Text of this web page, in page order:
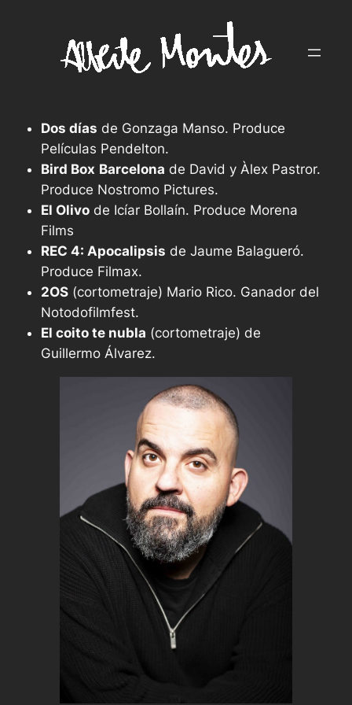
Dos días de Gonzaga Manso. Produce
Películas Pendelton.
Bird Box Barcelona de David y Àlex Pastror.
Produce Nostromo Pictures.
El Olivode Icíar Bollaín. Produce Morena
Films
REC 4: Apocalipsis de Jaume Balagueró.
Produce Filmax.
2OS(cortometraje) Mario Rico. Ganador del
Notodofilmfest.
El coito te nubla (cortometraje) de
Guillermo Álvarez.